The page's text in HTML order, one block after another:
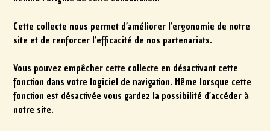
Cette collecte nous permet d’améliorer l’ergonomie de notre
site et de renforcer l’efficacité de nos partenariats.
Vous pouvez empêcher cette collecte en désactivant cette
fonction dans votre logiciel de navigation. Même lorsque cette
fonction est désactivée vous gardez la possibilité d’accéder à
notre site.